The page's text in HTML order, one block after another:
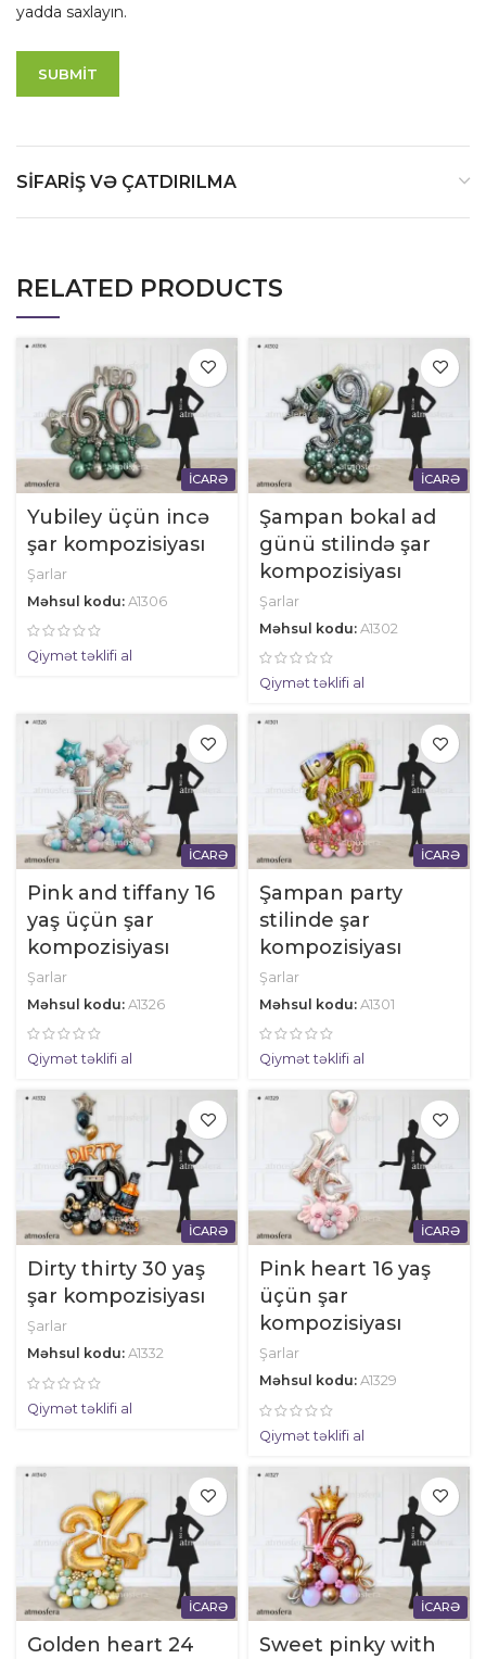
yadda saxlayın.
SIFARIŞ VƏ ÇATDIRILMA
RELATED PRODUCTS
İCARƏ
Yubiley üçün incə
şar kompozisiyası
Şarlar
Məhsul kodu: A1306
Qiymət təklifi al
İCARƏ
Şampan bokal ad
günü stilində şar
kompozisiyası
Şarlar
Məhsul kodu: A1302
Qiymət təklifi al
İCARƏ
Pink and tiffany 16
yaş üçün şar
kompozisiyası
Şarlar
Məhsul kodu: A1326
Qiymət təklifi al
İCARƏ
Şampan party
stilinde şar
kompozisiyası
Şarlar
Məhsul kodu: A1301
Qiymət təklifi al
İCARƏ
Dirty thirty 30 yaş
şar kompozisiyası
Şarlar
Məhsul kodu: A1332
Qiymət təklifi al
İCARƏ
Pink heart 16 yaş
üçün şar
kompozisiyası
Şarlar
Məhsul kodu: A1329
Qiymət təklifi al
İCARƏ
Golden heart 24
İCARƏ
Sweet pinky with